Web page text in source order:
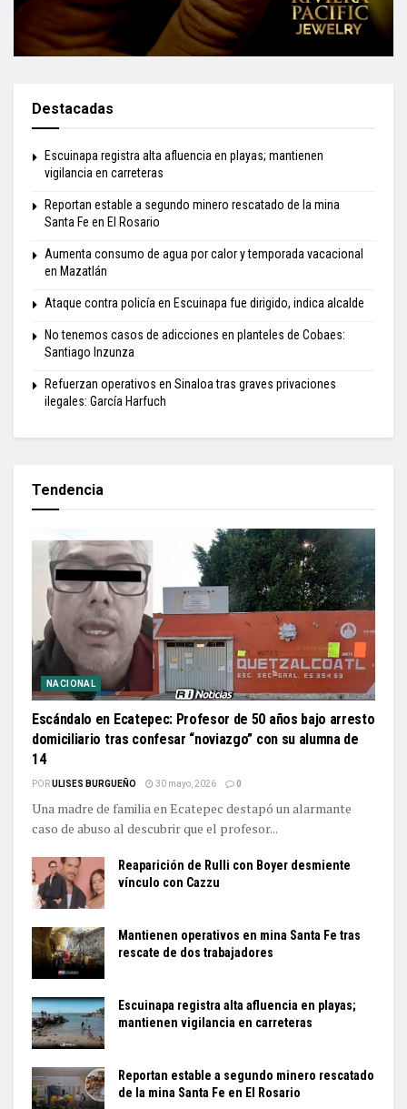
Destacadas
Escuinapa registra alta afluencia en playas; mantienen
vigilancia en carreteras
Reportan estable a segundo minero rescatado de la mina
Santa Fe en El Rosario
Aumenta consumo de agua por calor y temporada vacacional
en Mazatlán
Ataque contra policía en Escuinapa fue dirigido, indica alcalde
No tenemos casos de adicciones en planteles de Cobaes:
Santiago Inzunza
Refuerzan operativos en Sinaloa tras graves privaciones
ilegales: García Harfuch
Tendencia
NACIONAL
Escándalo en Ecatepec: Profesor de 50 años bajo arresto
domiciliario tras confesar “noviazgo” con su alumna de
14
PORULISES BURGUEÑO 30 mayo, 2026 0
Una madre de familia en Ecatepec destapó un alarmante
caso de abuso al descubrir que el profesor...
Reaparición de Rulli con Boyer desmiente
vínculo con Cazzu
Mantienen operativos en mina Santa Fe tras
rescate de dos trabajadores
Escuinapa registra alta afluencia en playas;
mantienen vigilancia en carreteras
Reportan estable a segundo minero rescatado
de la mina Santa Fe en El Rosario